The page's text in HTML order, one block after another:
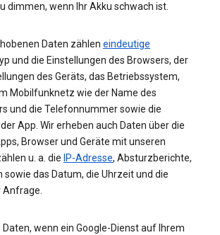
dimmen, wenn Ihr Akku schwach ist.
Daten zählen eindeutige
und die Einstellungen des Browsers, der
des Geräts, das Betriebssystem,
Mobilfunknetz wie der Name des
und die Telefonnummer sowie die
App. Wir erheben auch Daten über die
Browser und Geräte mit unseren
u. a. die IP-Adresse, Absturzberichte,
das Datum, die Uhrzeit und die
Anfrage.
wenn ein Google-Dienst auf Ihrem